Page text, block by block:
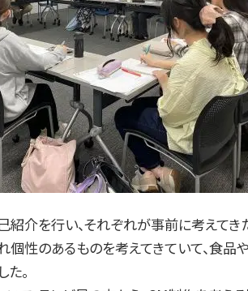
紹介を行い、それぞれが事前に考えて
個性のあるものを考えてきていて、食
。